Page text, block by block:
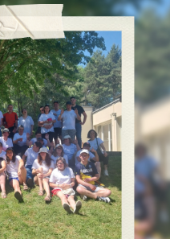
la Corrèze annonçait un futur
s’est poursuivi en coulisses :
partagées… pour faire
identité plus lisible, plus forte, et